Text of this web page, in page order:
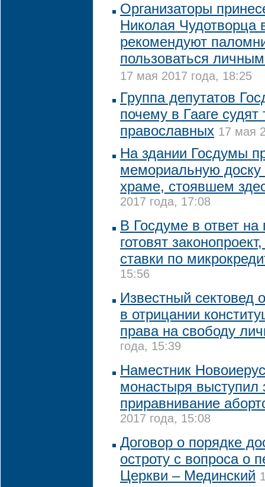
Организаторы
Николая Чудотворца
рекомендуют
пользоваться
17 мая 2017 года, 18:25
Группа депутатов
почему в Гааге судят
православных 17 мая
На здании Госдумы
мемориальную
храме, стоявшем
2017 года, 17:08
В Госдуме в ответ на
готовят
ставки по
15:56
Известный сектовед
в отрицании
права на свободу
года, 15:39
Наместник
монастыря выступил
приравнивание
2017 года, 15:08
Договор о порядке
остроту с вопроса о
Церкви – Мединский